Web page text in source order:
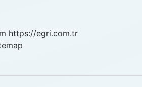
https://egri.com.tr